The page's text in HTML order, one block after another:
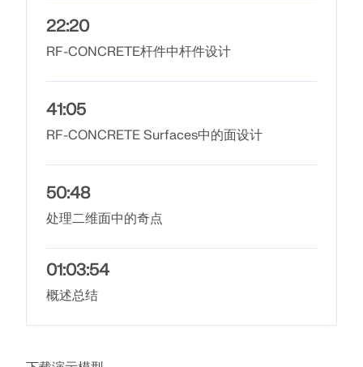
模型对象
订阅与价格
钢节点有限元分析
使用CBFEM设计和分析钢连接，符合EN 1993‑1‑8和
AISC 360标准，完全集成在RFEM 6中，以加快和提高
结构工作的准确性。
了解更多
22:20
RF-CONCRETE杆件中杆件设计
41:05
RF-CONCRETE Surfaces中的面设计
50:48
处理二维面中的奇点
01:03:54
概述总结